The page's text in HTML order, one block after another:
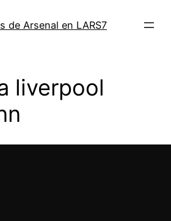
de Arsenal en LARS7
liverpool